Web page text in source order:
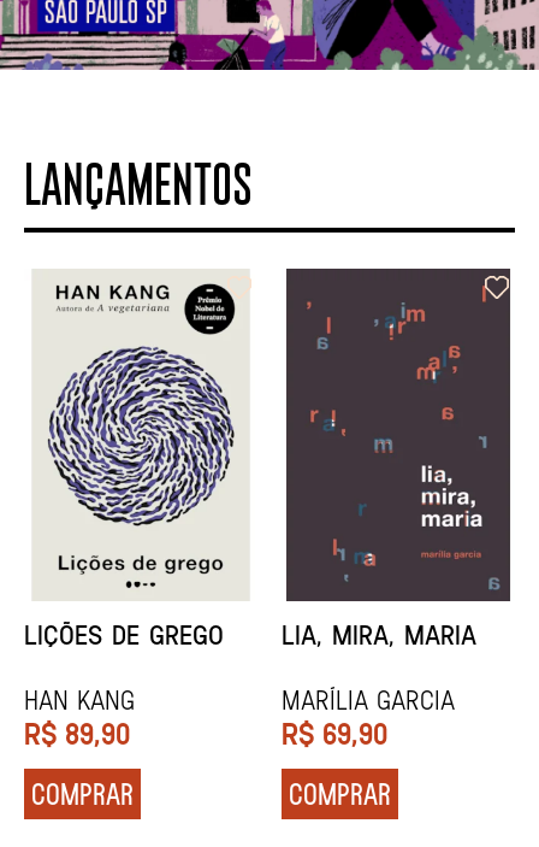
LANÇAMENTOS
MINHA MÃE E A
Marina Tvetáieva
R$ 49,90
COMPRAR
TODA CAIXA-PRETA
Jeovanna Vieira
R$ 89,90
COMPRAR